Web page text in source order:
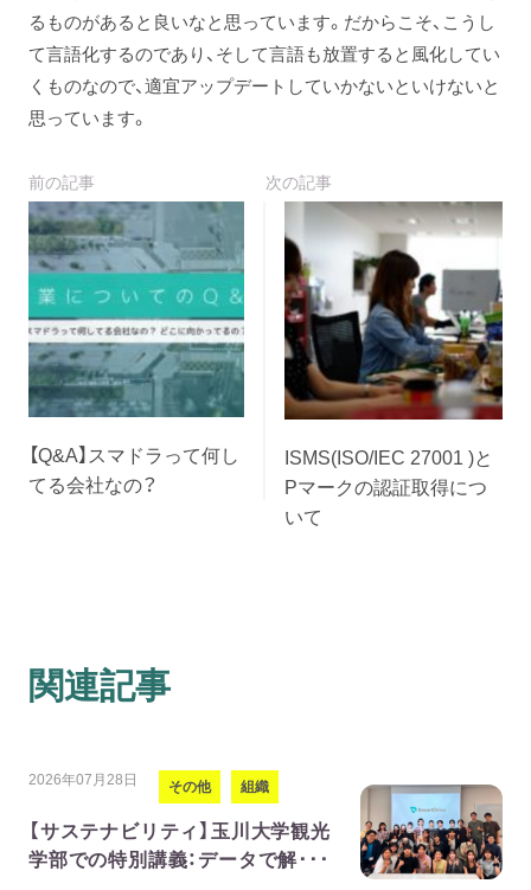
るものがあると良いなと思っています。だからこそ、こうし
て言語化するのであり、そして言語も放置すると風化してい
くものなので、適宜アップデートしていかないといけないと
思っています。
前の記事
【Q&A】スマドラって何し
てる会社なの？
次の記事
ISMS(ISO/IEC 27001 )と
Pマークの認証取得につ
いて
関連記事
2026年07月28日 その他 組織
【サステナビリティ】玉川大学観光
学部での特別講義：データで解･･･